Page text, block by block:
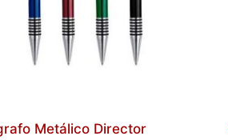
Metálico Director